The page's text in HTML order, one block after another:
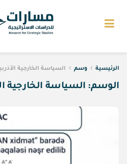
الرئيسية وسم السياسة الخارجية
الوسم: السياسة الخارجية